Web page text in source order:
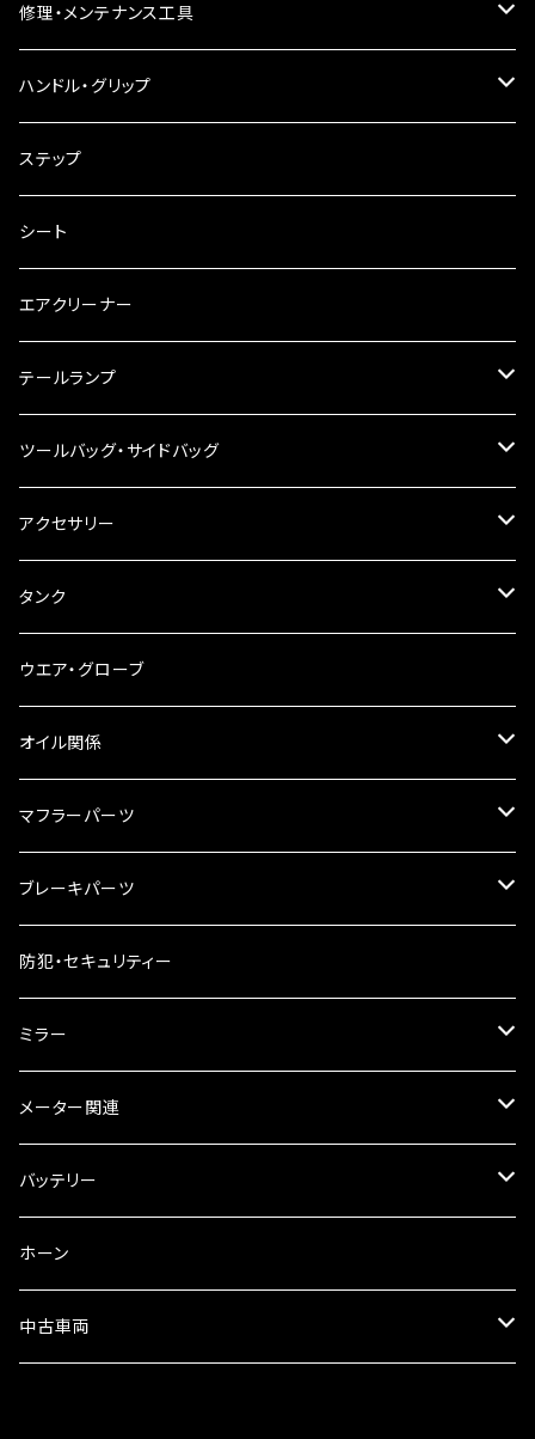
バードゲージウインカー
ウインカークランプ
フォグランプ
配線・リレー
修理・メンテナンス工具
インテークマニホールド
電装・配線・キボシ等
キャブレター
チェーン
工具類
ハンドル・グリップ
グリップ
バーハン
ハンドルパーツ
ハンドルスイッチ
その他
ハンドルポスト
ハンドルブレース
ステアリングダンパー
ブレーキ・クラッチレバー
スマホホルダー
ステップ
シート
エアクリーナー
テールランプ
ナンバー灯
ツールバッグ・サイドバッグ
ツールバッグ
サイドバッグ
サイドバッグサポート
リアBOX
ハードケース
アクセサリー
USB電源
電装系
タンク
タンク本体
タンクキャップ
タンクシール
ケミカル
ウエア・グローブ
オイル関係
4スト用エンジンオイル
2スト用エンジンオイル
ギアオイル
オイルクーラー
ラジエーター
フォークオイル
マフラーパーツ
マフラーガード
バンテージタイプ
スリップオン
サイレンサー
ブレーキパーツ
ブレーキシュー
ブレーキパット
ブレーキオイル
その他
防犯・セキュリティー
ミラー
ミラー本体
ミラーアダプター
ミラーその他
メーター関連
スピードメーター
タコメーター
セット
バッテリー
バッテリー充電器
ホーン
中古車両